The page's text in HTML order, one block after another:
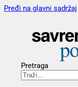
Pređi na glavni sadržaj
Pretraga